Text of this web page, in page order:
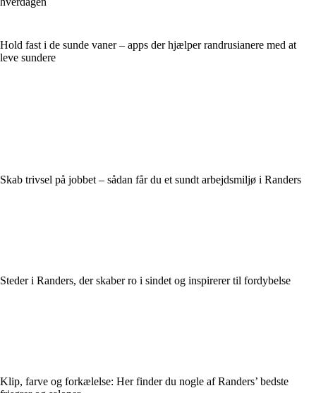
Hold fast i de sunde vaner – apps der hjælper randrusianere med at
leve sundere
Skab trivsel på jobbet – sådan får du et sundt arbejdsmiljø i Randers
Steder i Randers, der skaber ro i sindet og inspirerer til fordybelse
Klip, farve og forkælelse: Her finder du nogle af Randers’ bedste